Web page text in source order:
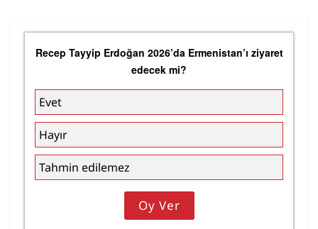
Recep Tayyip Erdoğan 2026’da Ermenistan’ı ziyaret
edecek mi?
Evet
Hayır
Tahmin edilemez